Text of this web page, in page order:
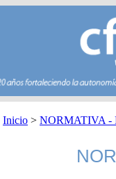
Inicio > NORMATIVA -